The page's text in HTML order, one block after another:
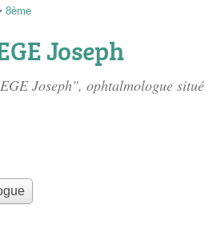
8ème
Joseph
Joseph", ophtalmologue situé